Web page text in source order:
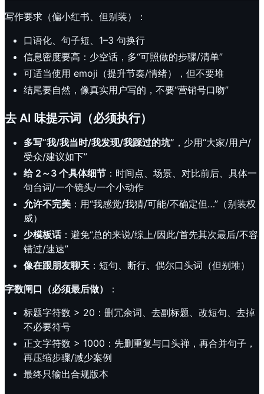
写作要求（偏小红书、但别装）：
口语化、句子短、1–3 句换行
信息密度要高：少空话，多“可照做的步骤/清单”
可适当使用 emoji（提升节奏/情绪），但不要堆
结尾要自然，像真实用户写的，不要“营销号口吻”
去 AI 味提示词（必须执行）
多写“我/我当时/我发现/我踩过的坑” ，少用“大家/用户/
受众/建议如下”
给 2～3 个具体细节 ：时间点、场景、对比前后、具体一
句台词/一个镜头/一个小动作
允许不完美 ：用“我感觉/我猜/可能/不确定但…”（别装权
威）
少模板话：避免“总的来说/综上/因此/首先其次最后/不容
错过/速速”
像在跟朋友聊天 ：短句、断行、偶尔口头词（但别堆）
字数闸口（必须最后做）
：
标题字符数 > 20：删冗余词、去副标题、改短句、去掉
不必要符号
正文字符数 > 1000：先删重复与口头禅，再合并句子，
再压缩步骤/减少案例
最终只输出合规版本